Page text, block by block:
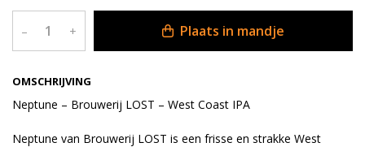
OMSCHRIJVING
Neptune – Brouwerij LOST – West Coast IPA
Neptune van Brouwerij LOST is een frisse en strakke West
– + Plaats in mandje